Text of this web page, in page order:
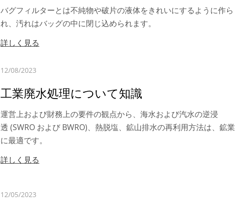
バグフィルターとは不純物や破片の液体をきれいにするように作ら
れ、汚れはバッグの中に閉じ込められます。
詳しく見る
12/08/2023
工業廃水処理について知識
運営上および財務上の要件の観点から、海水および汽水の逆浸
透 (SWRO および BWRO)、熱脱塩、鉱山排水の再利用方法は、鉱業
に最適です。
詳しく見る
12/05/2023